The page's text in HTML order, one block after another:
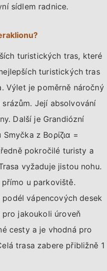
sídlem radnice.
turistických tras, které
turistických tras
Výlet je poměrně náročný
Její absolvování
Další je Grandiózní
z Βορίζια =
pokročilé turisty a
vyžaduje jistou nohu.
u parkoviště.
podél vápencových desek
jakoukoli úroveň
cesty a je vhodná pro
trasa zabere přibližně 1